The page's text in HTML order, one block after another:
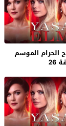
الحرام الموسم